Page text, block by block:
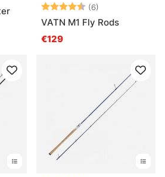
Note: (6)
VATN M1 Fly Rods
€129